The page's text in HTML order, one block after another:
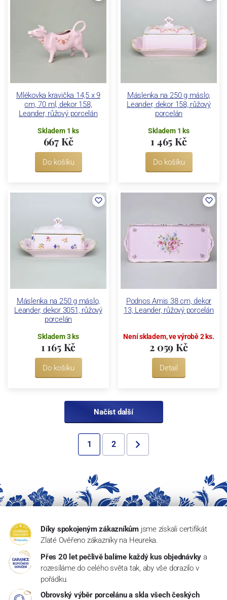
Mlékovka kravička 14,5 x 9
cm, 70 ml, dekor 158,
Leander, růžový porcelán
Skladem 1 ks
667 Kč
Do košíku
Máslenka na 250 g máslo,
Leander, dekor 158, růžový
porcelán
Skladem 1 ks
1 465 Kč
Do košíku
Máslenka na 250 g máslo,
Leander, dekor 3051, růžový
porcelán
Skladem 3 ks
1 165 Kč
Do košíku
Podnos Amis 38 cm, dekor
13, Leander, růžový porcelán
Není skladem, ve výrobě 2 ks.
2 059 Kč
Detail
Načíst další
1 2
Díky spokojeným zákazníkům jsme získali certifikát
Zlaté Ověřeno zákazníky na Heureka.
Přes 20 let pečlivě balíme každý kus objednávky a
rozesíláme do celého světa tak, aby vše dorazilo v
pořádku.
Obrovský výběr porcelánu a skla všech českých